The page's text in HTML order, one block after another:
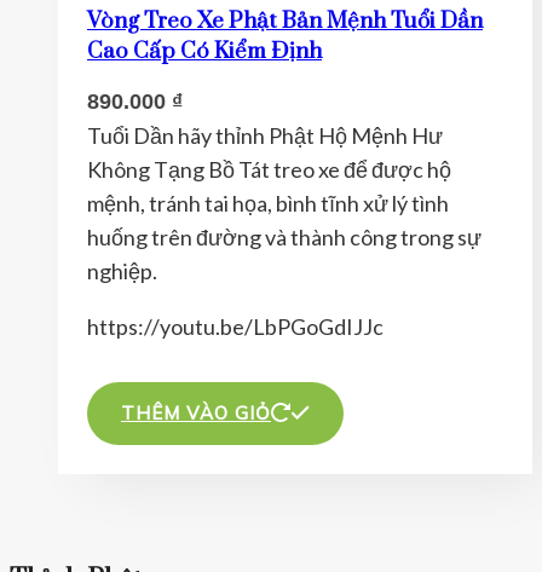
Các
tùy
có
thể
được
chọn
sản
Vòng Treo Xe Phật Bản Mệnh Tuổi Dần
Cao Cấp Có Kiểm Định
890.000 ₫
Tuổi Dần hãy thỉnh Phật Hộ Mệnh Hư
Không Tạng Bồ Tát treo xe để được hộ
mệnh, tránh tai họa, bình tĩnh xử lý tình
huống trên đường và thành công trong sự
nghiệp.
https://youtu.be/LbPGoGdIJJc
THÊM VÀO GIỎ